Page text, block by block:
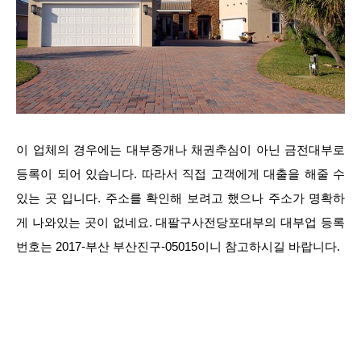
이 업체의 경우에는 대부중개나 채권추심이 아닌 금전대부로
등록이 되어 있습니다. 따라서 직접 고객에게 대출을 해줄 수
있는 곳 입니다. 주소를 확인해 보려고 했으나 주소가 명확하
게 나와있는 곳이 없네요. 대팔구사전당포대부의 대부업 등록
번호는 2017-부산 부산진구-05015이니 참고하시길 바랍니다.